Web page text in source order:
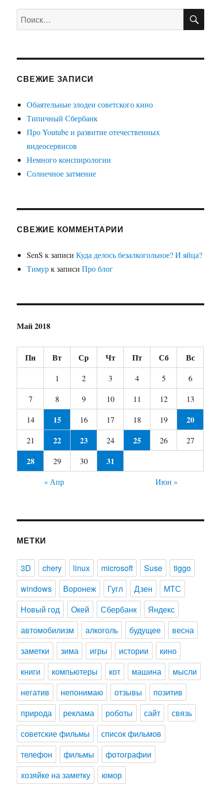
Искать:
СВЕЖИЕ ЗАПИСИ
Обаятельные злодеи советского кино
Типичный Сбербанк
Про Youtube и развитие отечественных
видеосервисов
Немного конспирологии
Солнечное затмение
СВЕЖИЕ КОММЕНТАРИИ
SenS к записиКуда делось безалкогольное? И яйца?
Тимурк записиПро блог
Май 2018
Пн Вт Ср Чт Пт Сб Вс
1 2 3 4 5
6
7
8 9 10 11 12
13
14
15 16 17 18 19 20
21 22 23 24 25 26 27
28 29 30 31
« Апр Июн »
МЕТКИ
3D chery linux microsoft Suse
tiggo
windows
Воронеж Гугл Дзен
МТС
Новый год
Окей Сбербанк
Яндекс
автомобилизм
алкоголь будущее
весна
заметки
зима игры истории
кино
книги
компьютеры кот машина
мысли
негатив
непонимаю отзывы
позитив
природа
реклама роботы сайт
связь
советские фильмы
список фильмов
телефон
фильмы
фотографии
хозяйке на заметку
юмор